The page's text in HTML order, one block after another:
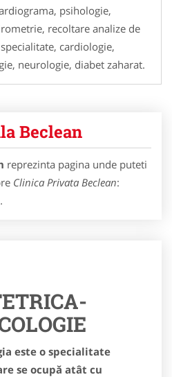
psihologie,
recoltare analize de
cardiologie,
neurologie, diabet zaharat.
Beclean
reprezinta pagina unde puteti
Clinica Privata Beclean:
este o specialitate
se ocupă atât cu